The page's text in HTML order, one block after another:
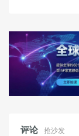
评论 抢沙发